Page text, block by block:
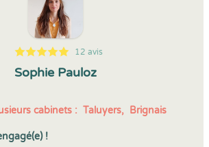
5
1
5
12 12 avis
Sophie Pauloz
cabinets : Taluyers, Brignais
!